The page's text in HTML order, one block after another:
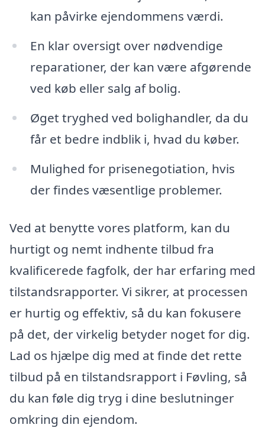
kan påvirke ejendommens værdi.
En klar oversigt over nødvendige
reparationer, der kan være afgørende
ved køb eller salg af bolig.
Øget tryghed ved bolighandler, da du
får et bedre indblik i, hvad du køber.
Mulighed for prisenegotiation, hvis
der findes væsentlige problemer.
Ved at benytte vores platform, kan du
hurtigt og nemt indhente tilbud fra
kvalificerede fagfolk, der har erfaring med
tilstandsrapporter. Vi sikrer, at processen
er hurtig og effektiv, så du kan fokusere
på det, der virkelig betyder noget for dig.
Lad os hjælpe dig med at finde det rette
tilbud på en tilstandsrapport i Føvling, så
du kan føle dig tryg i dine beslutninger
omkring din ejendom.